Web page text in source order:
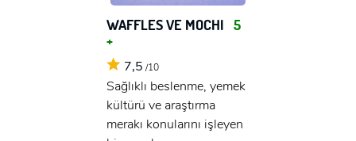
WAFFLES VE MOCHI 5
+
7,5 /10
Sağlıklı beslenme, yemek
kültürü ve araştırma
merakı konularını işleyen